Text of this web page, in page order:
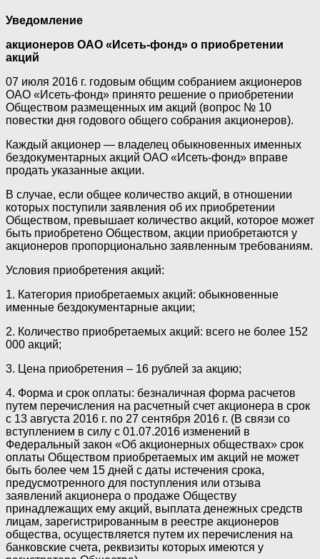
Уведомление
акционеров ОАО «Исеть-фонд» о приобретении
акций
07 июля 2016 г. годовым общим собранием акционеров
ОАО «Исеть-фонд» принято решение о приобретении
Обществом размещенных им акций (вопрос № 10
повестки дня годового общего собрания акционеров).
Каждый акционер — владелец обыкновенных именных
бездокументарных акций ОАО «Исеть-фонд» вправе
продать указанные акции.
В случае, если общее количество акций, в отношении
которых поступили заявления об их приобретении
Обществом, превышает количество акций, которое может
быть приобретено Обществом, акции приобретаются у
акционеров пропорционально заявленным требованиям.
Условия приобретения акций:
1. Категория приобретаемых акций: обыкновенные
именные бездокументарные акции;
2. Количество приобретаемых акций: всего не более 152
000 акций;
3. Цена приобретения – 16 рублей за акцию;
4. Форма и срок оплаты: безналичная форма расчетов
путем перечисления на расчетный счет акционера в срок
с 13 августа 2016 г. по 27 сентября 2016 г. (В связи со
вступлением в силу с 01.07.2016 изменений в
Федеральный закон «Об акционерных обществах» срок
оплаты Обществом приобретаемых им акций не может
быть более чем 15 дней с даты истечения срока,
предусмотренного для поступления или отзыва
заявлений акционера о продаже Обществу
принадлежащих ему акций, выплата денежных средств
лицам, зарегистрированным в реестре акционеров
общества, осуществляется путем их перечисления на
банковские счета, реквизиты которых имеются у